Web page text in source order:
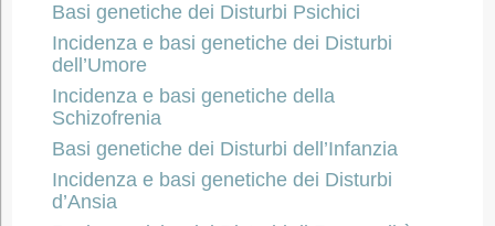
Basi genetiche dei Disturbi Psichici
Incidenza e basi genetiche dei Disturbi
dell’Umore
Incidenza e basi genetiche della
Schizofrenia
Basi genetiche dei Disturbi dell’Infanzia
Incidenza e basi genetiche dei Disturbi
d’Ansia